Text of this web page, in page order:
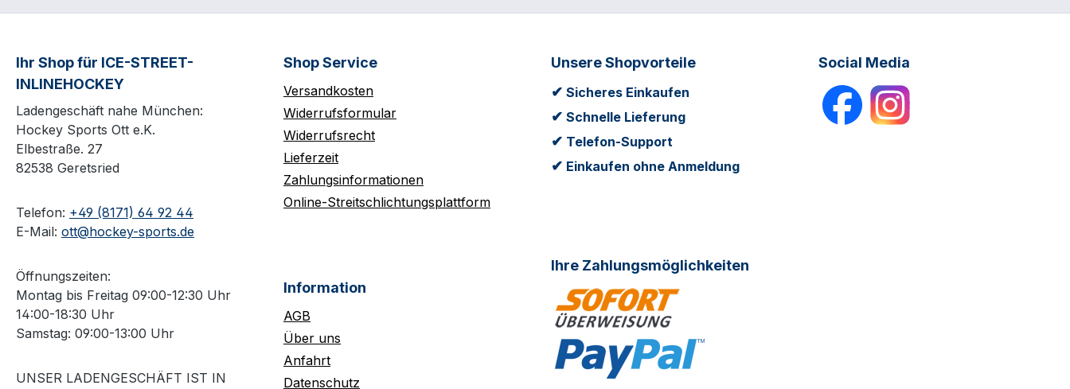
Ihr Shop für ICE-STREET-
INLINEHOCKEY
Ladengeschäft nahe München:
Hockey Sports Ott e.K.
Elbestraße. 27
82538 Geretsried
Telefon: +49 (8171) 64 92 44
E-Mail: ott@hockey-sports.de
Öffnungszeiten:
Montag bis Freitag 09:00-12:30 Uhr
14:00-18:30 Uhr
Samstag: 09:00-13:00 Uhr
UNSER LADENGESCHÄFT IST IN
Shop Service
Versandkosten
Widerrufsformular
Widerrufsrecht
Lieferzeit
Zahlungsinformationen
Online-Streitschlichtungsplattform
Information
AGB
Über uns
Anfahrt
Datenschutz
Unsere Shopvorteile
✔ Sicheres Einkaufen
✔ Schnelle Lieferung
✔ Telefon-Support
✔ Einkaufen ohne Anmeldung
Ihre Zahlungsmöglichkeiten
Social Media